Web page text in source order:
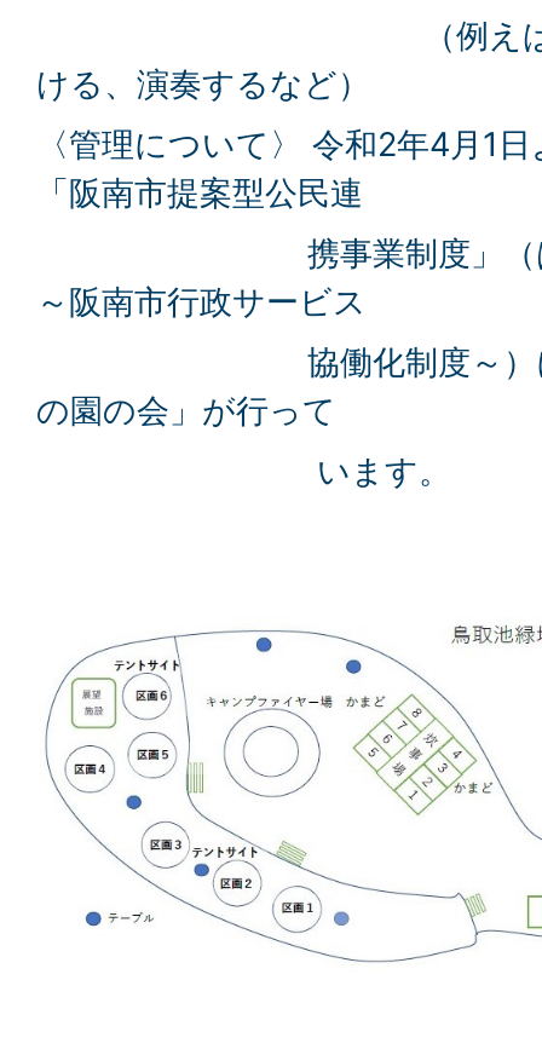
（例えば、大音
ける、演奏するなど）
〈管理について〉 令和2年4月1
「阪南市提案型公民連
携事業制度」（はな
～阪南市行政サービス
協働化制度～）に事
の園の会」が行って
います。